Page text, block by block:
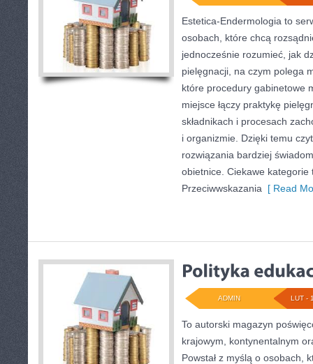
Estetica-Endermologia to
osobach, które chcą
jednocześnie rozumieć, jak
pielęgnacji, na czym polega
które procedury gabinetowe
miejsce łączy praktykę
składnikach i procesach
i organizmie. Dzięki temu
rozwiązania bardziej
obietnice. Ciekawe kategorie
Przeciwwskazania [ Read
LUT -
ADMIN
To autorski magazyn
krajowym, kontynentalnym
Powstał z myślą o osobach,